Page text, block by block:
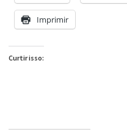
Imprimir
Curtir isso: